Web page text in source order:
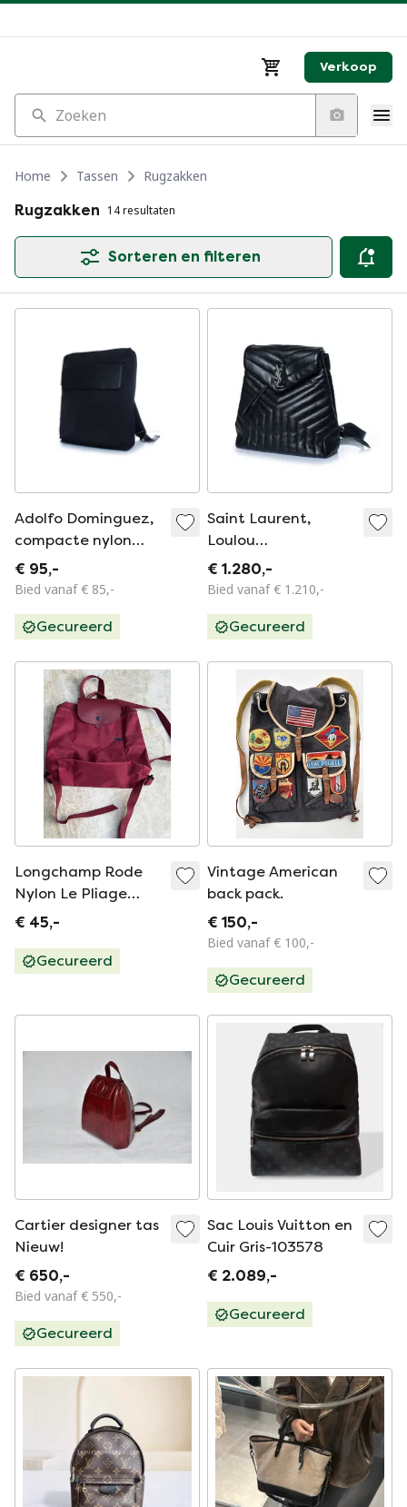
Verkoop
Zoeken
Home Tassen
Rugzakken
Rugzakken 14 resultaten
Sorteren en filteren
Adolfo Dominguez,
compacte nylon
rugzak
€ 95,-
Bied vanaf € 85,-
Gecureerd
Saint Laurent,
Loulou
Gematelasseerde
Chevron-rugzak
€ 1.280,-
Bied vanaf € 1.210,-
Gecureerd
Longchamp Rode
Nylon Le Pliage
Original Rugzak -
€ 45,-
Gecureerd
Vintage American
back pack.
€ 150,-
Bied vanaf € 100,-
Gecureerd
Cartier designer tas
Nieuw!
€ 650,-
Bied vanaf € 550,-
Gecureerd
Sac Louis Vuitton en
Cuir Gris-103578
€ 2.089,-
Gecureerd